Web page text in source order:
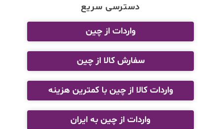
دسترسی سریع
واردات از چین
سفارش کالا از چین
واردات کالا از چین با کمترین هزینه
واردات از چین به ایران